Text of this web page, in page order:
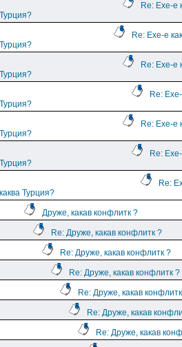
Re: Ехе-е
Турция?
Re: Ехе-е
Турция?
Re: Ехе-е
Турция?
Re:
Турция?
Re: Ехе-е
Турция?
Re:
Турция?
Re:
каква Турция?
Друже, какав конфлитк ?
Re: Друже, какав конфлитк ?
Re: Друже, какав конфлитк ?
Re: Друже, какав конфлитк ?
Re: Друже, какав
Re: Друже, какав
Re: Друже, какав